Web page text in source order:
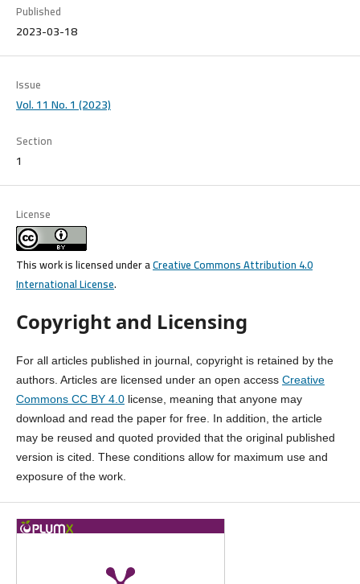
Published
2023-03-18
Issue
Vol. 11 No. 1 (2023)
Section
1
License
This work is licensed under aCreative Commons Attribution 4.0
International License.
Copyright and Licensing
For all articles published in journal, copyright is retained by the
authors. Articles are licensed under an open access Creative
Commons CC BY 4.0 license, meaning that anyone may
download and read the paper for free. In addition, the article
may be reused and quoted provided that the original published
version is cited. These conditions allow for maximum use and
exposure of the work.